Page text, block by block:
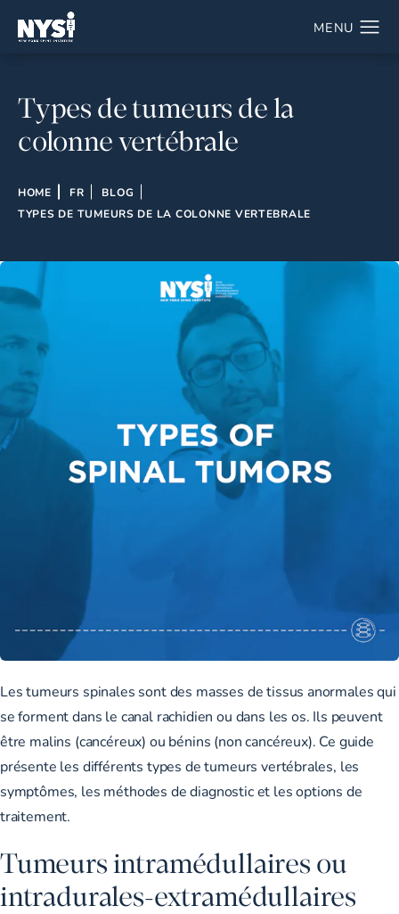
Types de tumeurs de la
colonne vertébrale
HOME FR
BLOG
TYPES DE TUMEURS DE LA COLONNE VERTEBRALE
Les tumeurs spinales sont des masses de tissus anormales qui
se forment dans le canal rachidien ou dans les os. Ils peuvent
être malins (cancéreux) ou bénins (non cancéreux). Ce guide
présente les différents types de tumeurs vertébrales, les
symptômes, les méthodes de diagnostic et les options de
traitement.
Tumeurs intramédullaires ou
intradurales-extramédullaires